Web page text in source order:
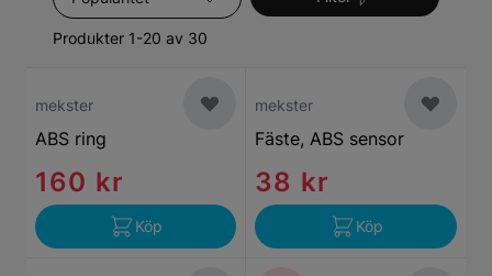
Produkter 1-20 av 30
mekster
ABS ring
160 kr
Köp
mekster
Fäste, ABS sensor
38 kr
Köp